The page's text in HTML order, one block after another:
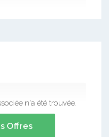
n'a été trouvée.
Offres